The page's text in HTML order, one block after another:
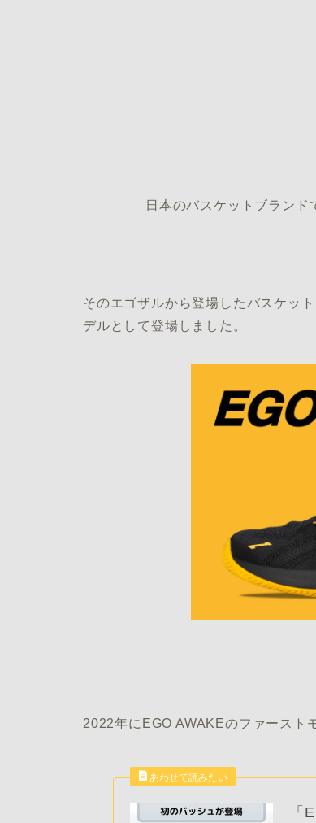
日本のバスケットブランド
そのエゴザルから登場したバスケッ
デルとして登場しました。
2022年にEGO AWAKEのファースト
「